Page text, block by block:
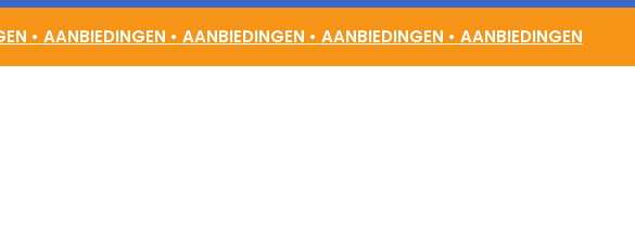
• AANBIEDINGEN • AANBIEDINGEN • AANBIEDINGEN • AANBIEDINGEN